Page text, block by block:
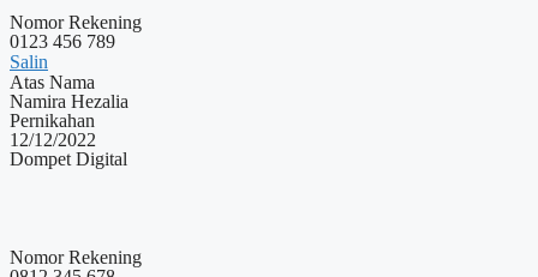
Nomor Rekening
0123 456 789
Salin
Atas Nama
Namira Hezalia
Pernikahan
12/12/2022
Dompet Digital
Nomor Rekening